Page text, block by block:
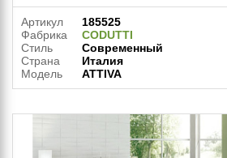
Артикул
185525
Фабрика
CODUTTI
Стиль
Современный
Страна
Италия
Модель
ATTIVA